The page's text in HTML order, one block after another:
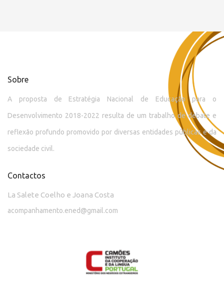
Sobre
A proposta de Estratégia Nacional de Educação para o
Desenvolvimento 2018-2022 resulta de um trabalho de debate e
reflexão profundo promovido por diversas entidades públicas e da
sociedade civil.
Contactos
La Salete Coelho e Joana Costa
acompanhamento.ened@gmail.com